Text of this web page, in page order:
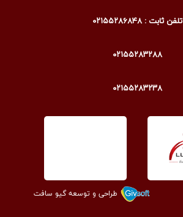
تلفن ثابت : ۰۲۱۵۵۲۸۶۸۴۸
۰۲۱۵۵۲۸۳۲۸۸
۰۲۱۵۵۲۸۳۲۳۸
طراحی و توسعه گیو سافت